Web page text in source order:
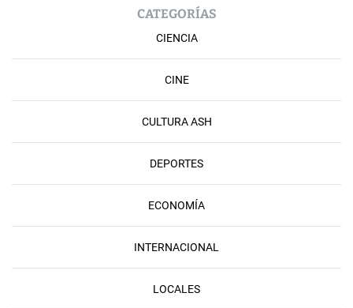
CATEGORÍAS
CIENCIA
CINE
CULTURA ASH
DEPORTES
ECONOMÍA
INTERNACIONAL
LOCALES